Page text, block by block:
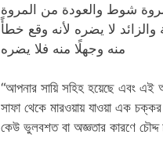
شوط والعودة من المروة
لا يضره لأنه وقع خطأً
منه وجهلًا منه فلا يضره
“আপনার সায়ি সহিহ হয়েছে এবং এই
সাফা থেকে মারওয়ায় যাওয়া এক
কেউ ভুলবশত বা অজ্ঞতার কারণে